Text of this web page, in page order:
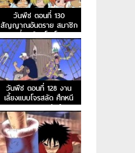
วันพีช ตอนที่ 130
สัญญาณอันตราย สมาชิก
คนที่ 7 คือนิโค โรบิน
วันพีช ตอนที่ 128 งาน
เลี้ยงแบบโจรสลัด ศึกหนี
ออกจากอาราบัสต้า!